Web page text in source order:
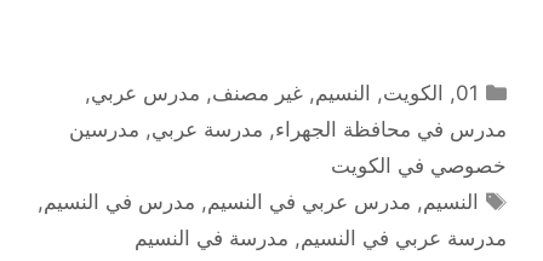
التصنيفات
01
, الكويت, النسيم,غير مصنف, مدرس عربي,
مدرس في محافظة الجهراء, مدرسة عربي, مدرسين
خصوصي في الكويت
الوسوم
النسيم, مدرس عربي في النسيم, مدرس في النسيم,
مدرسة عربي في النسيم, مدرسة في النسيم